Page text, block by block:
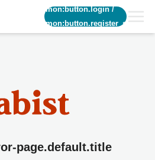
common:button.login/
common:button.register_short
page.default.title